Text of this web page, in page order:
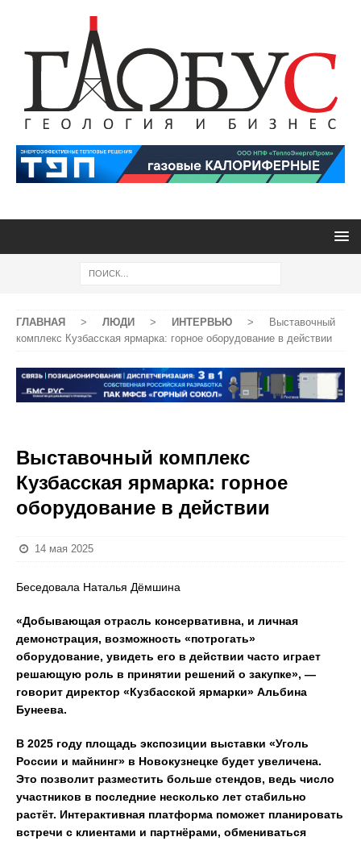
ГЛАВНАЯ > ЛЮДИ > ИНТЕРВЬЮ >
Выставочный
комплекс Кузбасская ярмарка: горное оборудование в действии
Выставочный комплекс
Кузбасская ярмарка: горное
оборудование в действии
14 мая 2025
Беседовала Наталья Дёмшина
«Добывающая отрасль консервативна, и личная
демонстрация, возможность «потрогать»
оборудование, увидеть его в действии часто играет
решающую роль в принятии решений о закупке», —
говорит директор «Кузбасской ярмарки» Альбина
Бунеева.
В 2025 году площадь экспозиции выставки «Уголь
России и майнинг» в Новокузнецке будет увеличена.
Это позволит разместить больше стендов, ведь число
участников в последние несколько лет стабильно
растёт. Интерактивная платформа поможет планировать
встречи с клиентами и партнёрами, обмениваться